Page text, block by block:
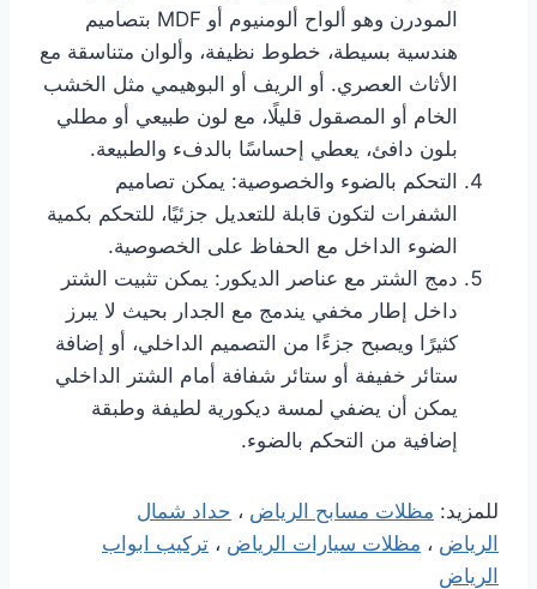
المودرن وهو ألواح ألومنيوم أو MDF بتصاميم
هندسية بسيطة، خطوط نظيفة، وألوان متناسقة مع
الأثاث العصري. أو الريف أو البوهيمي مثل الخشب
الخام أو المصقول قليلًا، مع لون طبيعي أو مطلي
بلون دافئ، يعطي إحساسًا بالدفء والطبيعة.
التحكم بالضوء والخصوصية: يمكن تصاميم
الشفرات لتكون قابلة للتعديل جزئيًا، للتحكم بكمية
الضوء الداخل مع الحفاظ على الخصوصية.
دمج الشتر مع عناصر الديكور: يمكن تثبيت الشتر
داخل إطار مخفي يندمج مع الجدار بحيث لا يبرز
كثيرًا ويصبح جزءًا من التصميم الداخلي، أو إضافة
ستائر خفيفة أو ستائر شفافة أمام الشتر الداخلي
يمكن أن يضفي لمسة ديكورية لطيفة وطبقة
إضافية من التحكم بالضوء.
للمزيد: مظلات مسابح الرياض ، حداد شمال
الرياض ، مظلات سيارات الرياض ، تركيب ابواب
الرياض